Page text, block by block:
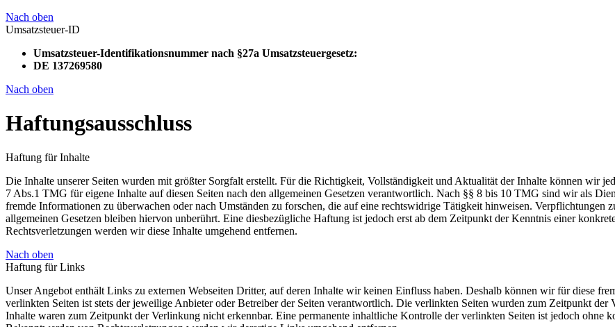
Nach oben
Umsatzsteuer-ID
Umsatzsteuer-Identifikationsnummer nach §27a Umsatzsteuergesetz:
DE 137269580
Nach oben
Haftungsausschluss
Haftung für Inhalte
Die Inhalte unserer Seiten wurden mit größter Sorgfalt erstellt. Für die Richtigkeit, Vollständigkeit und Aktualität der Inhalte können wir
7 Abs.1 TMG für eigene Inhalte auf diesen Seiten nach den allgemeinen Gesetzen verantwortlich. Nach §§ 8 bis 10 TMG sind wir als
fremde Informationen zu überwachen oder nach Umständen zu forschen, die auf eine rechtswidrige Tätigkeit hinweisen.
allgemeinen Gesetzen bleiben hiervon unberührt. Eine diesbezügliche Haftung ist jedoch erst ab dem Zeitpunkt der Kenntnis einer
Rechtsverletzungen werden wir diese Inhalte umgehend entfernen.
Nach oben
Haftung für Links
Unser Angebot enthält Links zu externen Webseiten Dritter, auf deren Inhalte wir keinen Einfluss haben. Deshalb können wir für diese
verlinkten Seiten ist stets der jeweilige Anbieter oder Betreiber der Seiten verantwortlich. Die verlinkten Seiten wurden zum Zeitpunkt
Inhalte waren zum Zeitpunkt der Verlinkung nicht erkennbar. Eine permanente inhaltliche Kontrolle der verlinkten Seiten ist jedoch ohne